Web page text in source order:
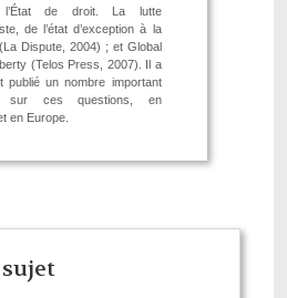
de droit. La lutte
de l’état d’exception à la
Dispute, 2004) ; et Global
(Telos Press, 2007). Il a
publié un nombre important
sur ces questions, en
en Europe.